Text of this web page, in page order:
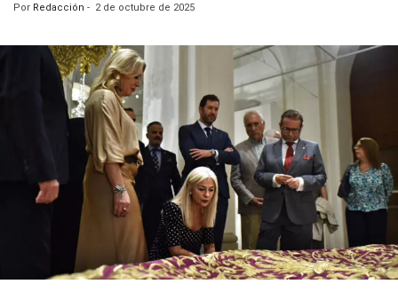
Por Redacción - 2 de octubre de 2025